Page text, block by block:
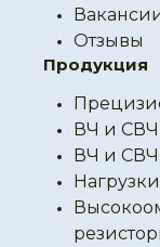
Отзывы
Продукция
ВЧ и СВЧ
ВЧ и СВЧ